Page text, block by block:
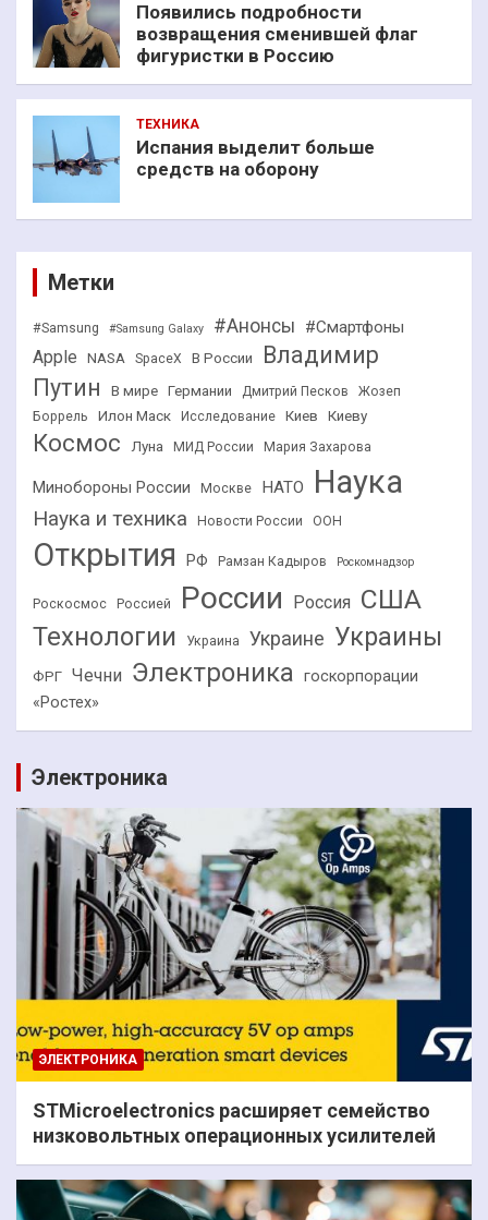
Появились подробности
возвращения сменившей флаг
фигуристки в Россию
ТЕХНИКА
Испания выделит больше
средств на оборону
Метки
#Samsung #Samsung Galaxy #Анонсы #Смартфоны
Apple NASA SpaceX В России
Владимир
Путин
В мире Германии Дмитрий Песков
Жозеп
Боррель
Илон Маск Исследование Киев Киеву
Космос Луна МИД России Мария Захарова
Минобороны России Москве НАТО Наука
Наука и техника Новости России ООН
Открытия РФ Рамзан Кадыров Роскомнадзор
Роскосмос Россией России Россия США
Технологии Украина Украине Украины
ФРГ Чечни Электроника госкорпорации
«Ростех»
Электроника
ЭЛЕКТРОНИКА
STMicroelectronics расширяет семейство
низковольтных операционных усилителей